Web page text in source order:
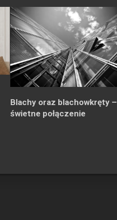
Blachy oraz blachowkręty –
świetne połączenie